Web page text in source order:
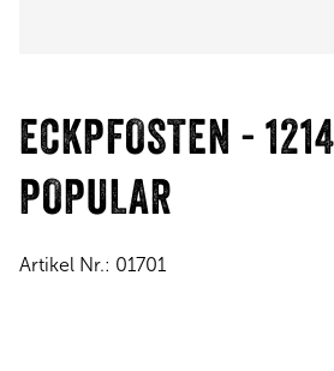
ECKPFOSTEN -
POPULAR
Artikel Nr.: 01701